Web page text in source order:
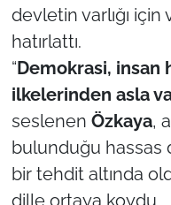
devletin varlığı
hatırlattı.
“Demokrasi, insan
ilkelerinden asla
seslenen Özkaya,
bulunduğu hassas
bir tehdit altında
dille ortaya koydu.
Politika
Flaş Haber
Dış Haberler
Magazin